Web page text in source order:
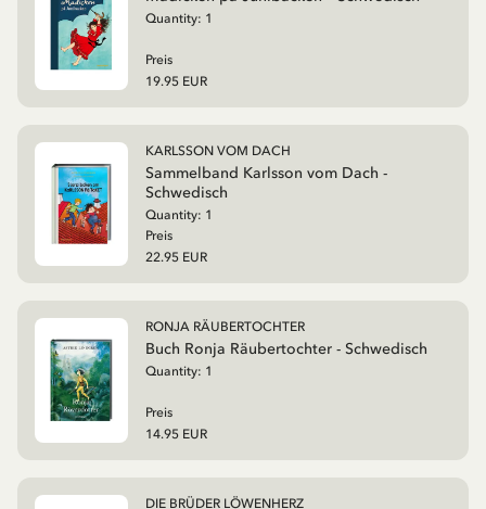
Quantity: 1
Preis
19.95 EUR
Sammelband Karlsson vom Dach -
Schwedisch
KARLSSON VOM DACH
Quantity: 1
Preis
22.95 EUR
Buch Ronja Räubertochter - Schwedisch
RONJA RÄUBERTOCHTER
Quantity: 1
Preis
14.95 EUR
DIE BRÜDER LÖWENHERZ